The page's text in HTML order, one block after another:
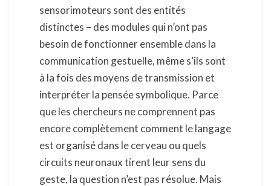
sensorimoteurs sont des entités
distinctes – des modules qui n’ont pas
besoin de fonctionner ensemble dans la
communication gestuelle, même s’ils sont
à la fois des moyens de transmission et
interpréter la pensée symbolique. Parce
que les chercheurs ne comprennent pas
encore complètement comment le langage
est organisé dans le cerveau ou quels
circuits neuronaux tirent leur sens du
geste, la question n’est pas résolue. Mais